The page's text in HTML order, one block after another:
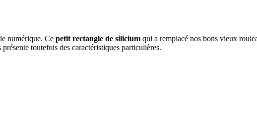
numérique. Ce petit rectangle de silicium qui a remplacé nos bons vieux
toutefois des caractéristiques particulières.